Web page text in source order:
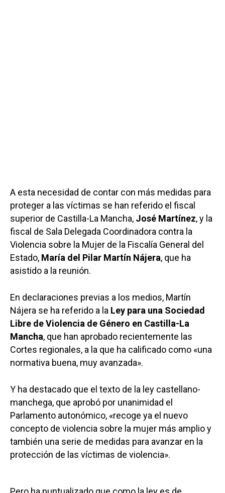
A esta necesidad de contar con más medidas para
proteger a las víctimas se han referido el fiscal
superior de Castilla-La Mancha, José Martínez, y la
fiscal de Sala Delegada Coordinadora contra la
Violencia sobre la Mujer de la Fiscalía General del
Estado, María del Pilar Martín Nájera, que ha
asistido a la reunión.
En declaraciones previas a los medios, Martín
Nájera se ha referido a la Ley para una Sociedad
Libre de Violencia de Género en Castilla-La
Mancha, que han aprobado recientemente las
Cortes regionales, a la que ha calificado como «una
normativa buena, muy avanzada».
Y ha destacado que el texto de la ley castellano-
manchega, que aprobó por unanimidad el
Parlamento autonómico, «recoge ya el nuevo
concepto de violencia sobre la mujer más amplio y
también una serie de medidas para avanzar en la
protección de las víctimas de violencia».